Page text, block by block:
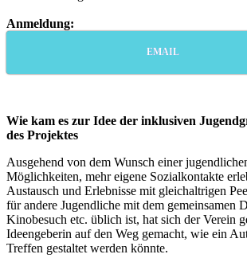
Anmeldung:
EMAIL
Wie kam es zur Idee der inklusiven
des Projektes
Ausgehend von dem Wunsch einer
Möglichkeiten, mehr eigene Sozialkontakte
Austausch und Erlebnisse mit gleichaltrigen
für andere Jugendliche mit dem gemeinsamen
Kinobesuch etc. üblich ist, hat sich der Verein
Ideengeberin auf den Weg gemacht, wie ein
Treffen gestaltet werden könnte.